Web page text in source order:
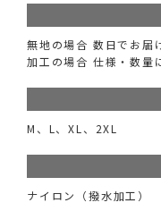
無地の場合 数日でお届
加工の場合 仕様・数量
M、L、XL、2XL
ナイロン（撥水加工）